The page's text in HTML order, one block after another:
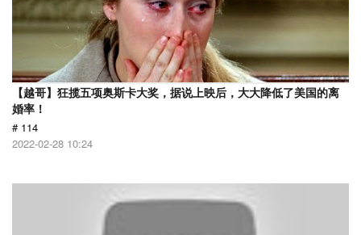
【越哥】狂揽五项奥斯卡大奖，据说上映后，大大降低了美国的离
婚率！
# 114
2022-02-28 10:24